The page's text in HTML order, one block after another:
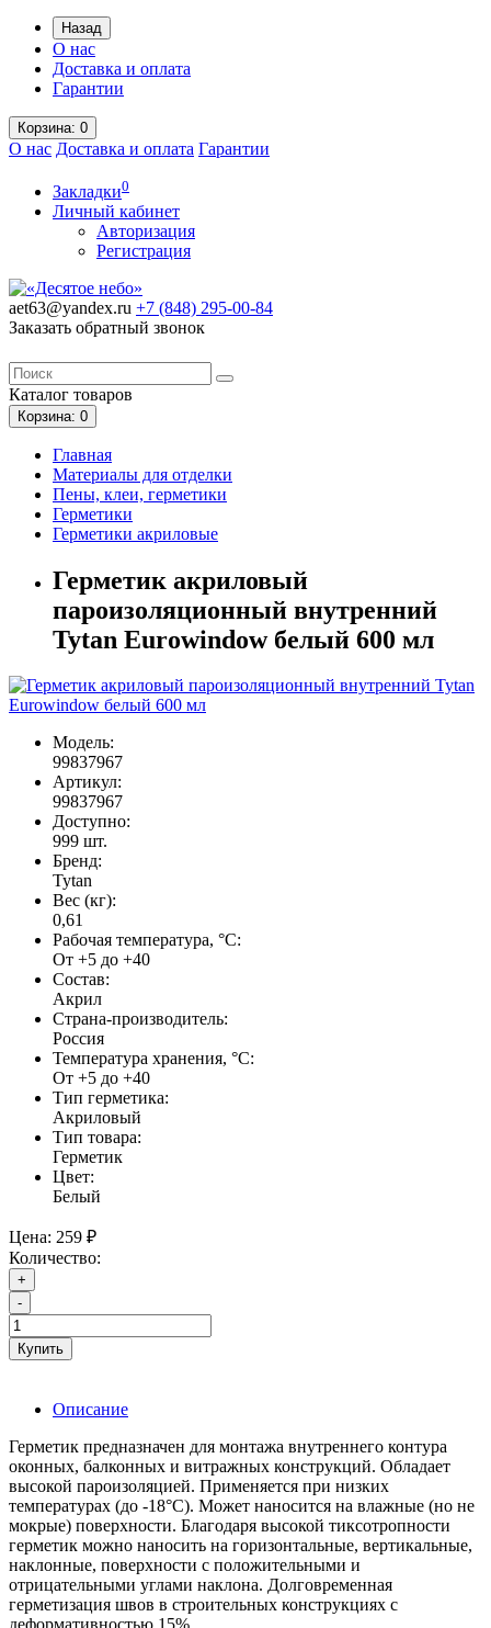
Назад
О нас
Доставка и оплата
Гарантии
Корзина: 0
О нас Доставка и оплата Гарантии
Закладки0
Личный кабинет
Авторизация
Регистрация
aet63@yandex.ru +7 (848) 295-00-84
Заказать обратный звонок
Каталог товаров
Корзина: 0
Главная
Материалы для отделки
Пены, клеи, герметики
Герметики
Герметики акриловые
Герметик акриловый
пароизоляционный внутренний
Tytan Eurowindow белый 600 мл
Модель:
99837967
Артикул:
99837967
Доступно:
999 шт.
Бренд:
Tytan
Вес (кг):
0,61
Рабочая температура, °С:
От +5 до +40
Состав:
Акрил
Страна-производитель:
Россия
Температура хранения, °С:
От +5 до +40
Тип герметика:
Акриловый
Тип товара:
Герметик
Цвет:
Белый
Цена: 259 ₽
Количество:
+
-
Купить
Описание
Герметик предназначен для монтажа внутреннего контура
оконных, балконных и витражных конструкций. Обладает
высокой пароизоляцией. Применяется при низких
температурах (до -18°С). Может наносится на влажные (но не
мокрые) поверхности. Благодаря высокой тиксотропности
герметик можно наносить на горизонтальные, вертикальные,
наклонные, поверхности с положительными и
отрицательными углами наклона. Долговременная
герметизация швов в строительных конструкциях с